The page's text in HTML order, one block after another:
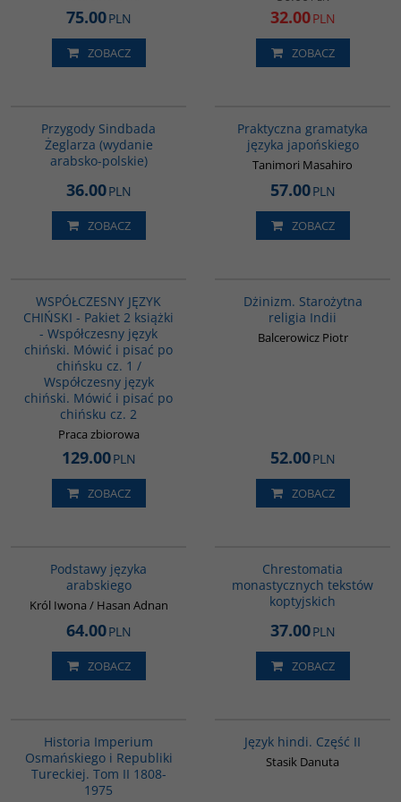
75.00PLN
ZOBACZ
32.00PLN
ZOBACZ
Przygody Sindbada
Żeglarza (wydanie
arabsko-polskie)
36.00PLN
ZOBACZ
Praktyczna gramatyka
języka japońskiego
Tanimori Masahiro
57.00PLN
ZOBACZ
WSPÓŁCZESNY JĘZYK
CHIŃSKI - Pakiet 2 książki
- Współczesny język
chiński. Mówić i pisać po
chińsku cz. 1 /
Współczesny język
chiński. Mówić i pisać po
chińsku cz. 2
Praca zbiorowa
129.00PLN
ZOBACZ
Dżinizm. Starożytna
religia Indii
Balcerowicz Piotr
52.00PLN
ZOBACZ
Podstawy języka
arabskiego
Król Iwona / Hasan Adnan
64.00PLN
ZOBACZ
Chrestomatia
monastycznych tekstów
koptyjskich
37.00PLN
ZOBACZ
Historia Imperium
Osmańskiego i Republiki
Tureckiej. Tom II 1808-
1975
Język hindi. Część II
Stasik Danuta